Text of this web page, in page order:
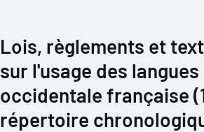
Lois, règlements et
sur l'usage des
occidentale française
répertoire